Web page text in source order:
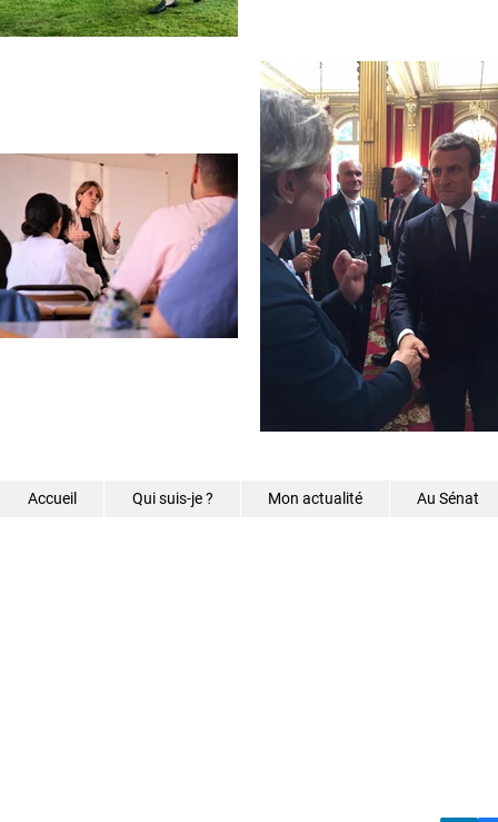
Accueil Qui suis-je ? Mon actualité Au Sénat